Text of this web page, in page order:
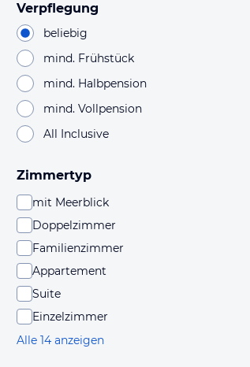
Verpflegung
beliebig
mind. Frühstück
mind. Halbpension
mind. Vollpension
All Inclusive
Zimmertyp
mit Meerblick
Doppelzimmer
Familienzimmer
Appartement
Suite
Einzelzimmer
Alle 14 anzeigen